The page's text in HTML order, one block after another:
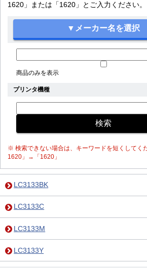
1620」または「1620」とご入力ください。
商品のみを表示
プリンタ機種
※ 検索できない場合は、キーワードを短くして
1620」→「1620」
LC3133BK
LC3133C
LC3133M
LC3133Y